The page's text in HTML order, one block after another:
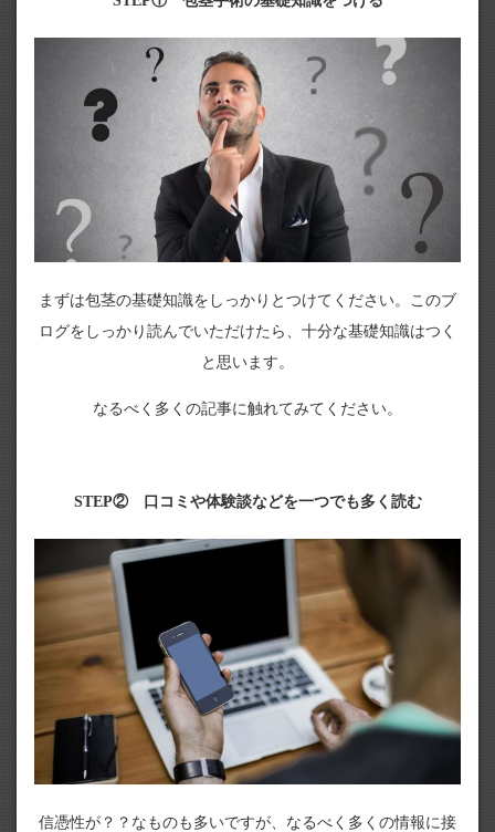
まずは包茎の基礎知識をしっかりとつけてください。このブ
ログをしっかり読んでいただけたら、十分な基礎知識はつく
と思います。
なるべく多くの記事に触れてみてください。
STEP② 口コミや体験談などを一つでも多く読む
信憑性が？？なものも多いですが、なるべく多くの情報に接